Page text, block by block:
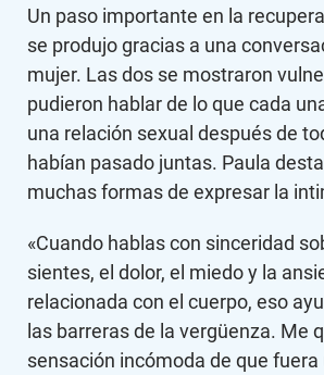
Un paso importante en la
se produjo gracias a una
mujer. Las dos se mostraron
pudieron hablar de lo que cada
una relación sexual después de
habían pasado juntas. Paula
muchas formas de expresar la
«Cuando hablas con sinceridad
sientes, el dolor, el miedo y la
relacionada con el cuerpo, eso
las barreras de la vergüenza. Me
sensación incómoda de que fuera